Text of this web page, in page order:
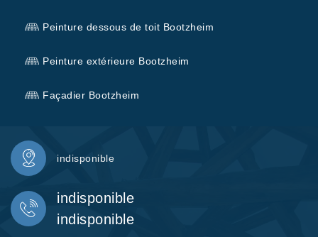
Peinture dessous de toit Bootzheim
Peinture extérieure Bootzheim
Façadier Bootzheim
indisponible
indisponible
indisponible